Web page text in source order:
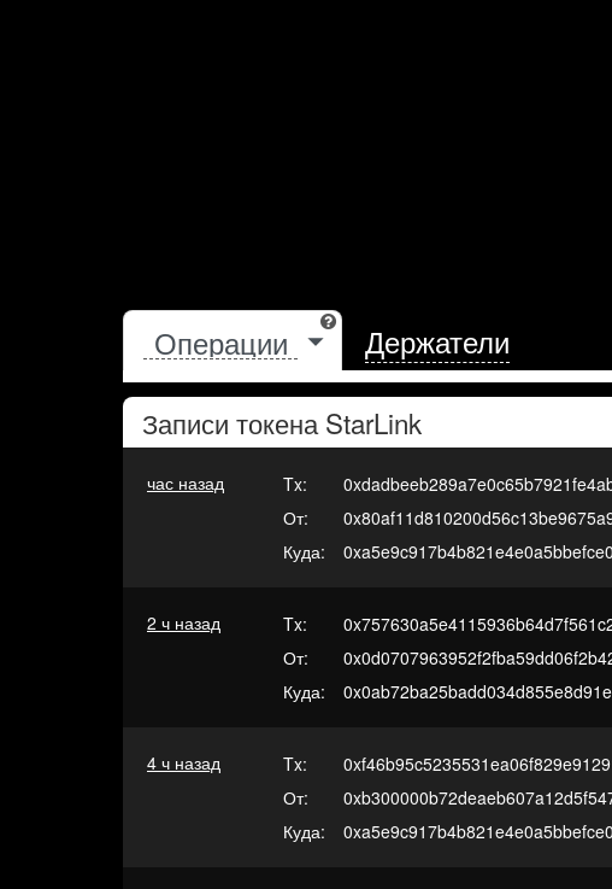
Держатели
Записи токена StarLink
час назад Tx:
От:
Куда:
2 ч назад Tx:
От:
Куда:
4 ч назад Tx:
От:
Куда: